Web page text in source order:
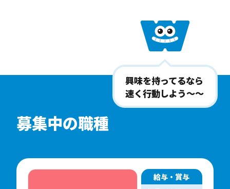
興味を持ってるなら
速く行動しよう〜〜
募集中の職種
給与・賞与